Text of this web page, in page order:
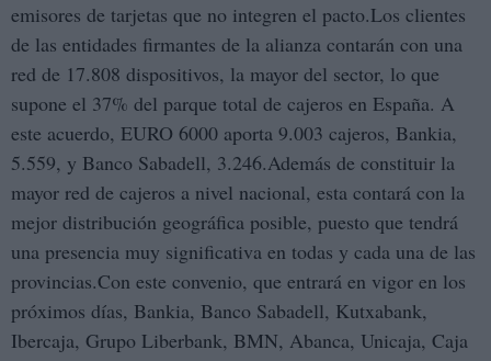
emisores de tarjetas que no integren el pacto.Los clientes
de las entidades firmantes de la alianza contarán con una
red de 17.808 dispositivos, la mayor del sector, lo que
supone el 37% del parque total de cajeros en España. A
este acuerdo, EURO 6000 aporta 9.003 cajeros, Bankia,
5.559, y Banco Sabadell, 3.246.Además de constituir la
mayor red de cajeros a nivel nacional, esta contará con la
mejor distribución geográfica posible, puesto que tendrá
una presencia muy significativa en todas y cada una de las
provincias.Con este convenio, que entrará en vigor en los
próximos días, Bankia, Banco Sabadell, Kutxabank,
Ibercaja, Grupo Liberbank, BMN, Abanca, Unicaja, Caja